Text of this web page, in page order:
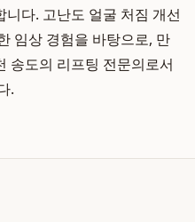
니다. 고난도 얼굴 처짐 개선
임상 경험을 바탕으로, 만
송도의 리프팅 전문의로서
.